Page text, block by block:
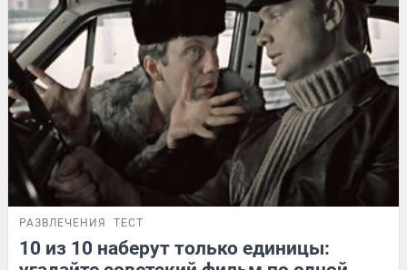
РАЗВЛЕЧЕНИЯ ТЕСТ
10 из 10 наберут только единицы: